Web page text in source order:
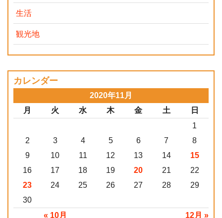
生活
観光地
カレンダー
2020年11月
月
火 水 木 金 土 日
« 10月 12月 »
1
2
3 4 5 6 7
8
9
10 11 12 13 14
15
16
17 18 19 20 21
22
23
24 25 26 27 28
29
30